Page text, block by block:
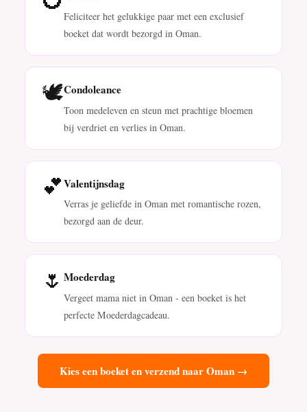
Feliciteer het gelukkige paar met een exclusief
boeket dat wordt bezorgd in Oman.
🕊️Condoleance
Toon medeleven en steun met prachtige bloemen
bij verdriet en verlies in Oman.
💕Valentijnsdag
Verras je geliefde in Oman met romantische rozen,
bezorgd aan de deur.
🌷 Moederdag
Vergeet mama niet in Oman - een boeket is het
perfecte Moederdagcadeau.
Kies een boeket en verzend naar Oman →